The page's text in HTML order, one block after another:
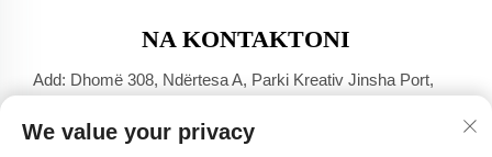
NA KONTAKTONI
Add: Dhomë 308, Ndërtesa A, Parki Kreativ Jinsha Port,
Tel: +86-17304049586
We value your privacy